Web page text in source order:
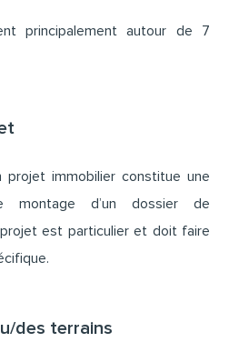
principalement autour de 7
projet immobilier constitue une
d’un dossier de
est particulier et doit faire
des terrains